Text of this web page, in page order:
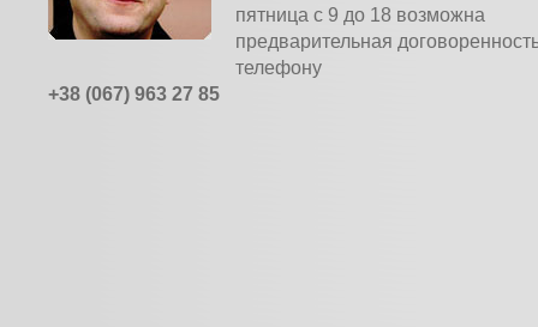
пятница с 9 до 18 возможна
предварительная
телефону
+38 (067) 963 27 85